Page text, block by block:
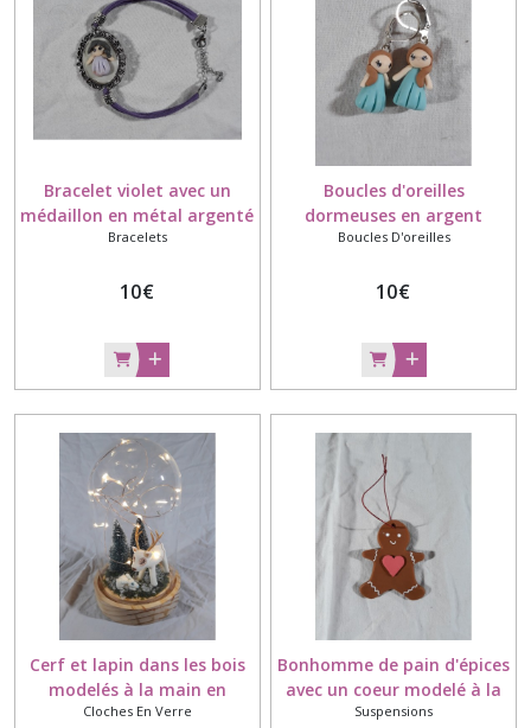
Bracelet violet avec un
médaillon en métal argenté
décoré avec de la porcelaine
Bracelets
10€
Boucles d'oreilles
dormeuses en argent
rhodié avec des princesses
en porcelaine froide
Boucles D'oreilles
10€
Cerf et lapin dans les bois
modelés à la main en
porcelaine froide sous
Cloches En Verre
Bonhomme de pain d'épices
avec un coeur modelé à la
main en porcelaine froide,
Suspensions